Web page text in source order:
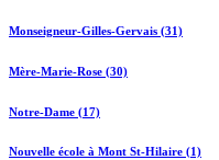
Monseigneur-Gilles-Gervais (31)
Mère-Marie-Rose (30)
Notre-Dame (17)
Nouvelle école à Mont St-Hilaire (1)